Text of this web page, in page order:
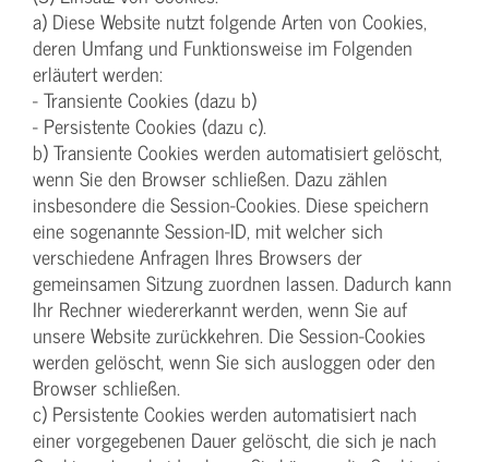
a) Diese Website nutzt folgende Arten von Cookies,
deren Umfang und Funktionsweise im Folgenden
erläutert werden:
- Transiente Cookies (dazu b)
- Persistente Cookies (dazu c).
b) Transiente Cookies werden automatisiert gelöscht,
wenn Sie den Browser schließen. Dazu zählen
insbesondere die Session-Cookies. Diese speichern
eine sogenannte Session-ID, mit welcher sich
verschiedene Anfragen Ihres Browsers der
gemeinsamen Sitzung zuordnen lassen. Dadurch kann
Ihr Rechner wiedererkannt werden, wenn Sie auf
unsere Website zurückkehren. Die Session-Cookies
werden gelöscht, wenn Sie sich ausloggen oder den
Browser schließen.
c) Persistente Cookies werden automatisiert nach
einer vorgegebenen Dauer gelöscht, die sich je nach